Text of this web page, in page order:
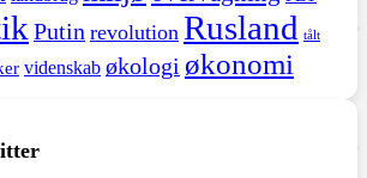
Putin revolution Rusland tålt
videnskab økologi økonomi